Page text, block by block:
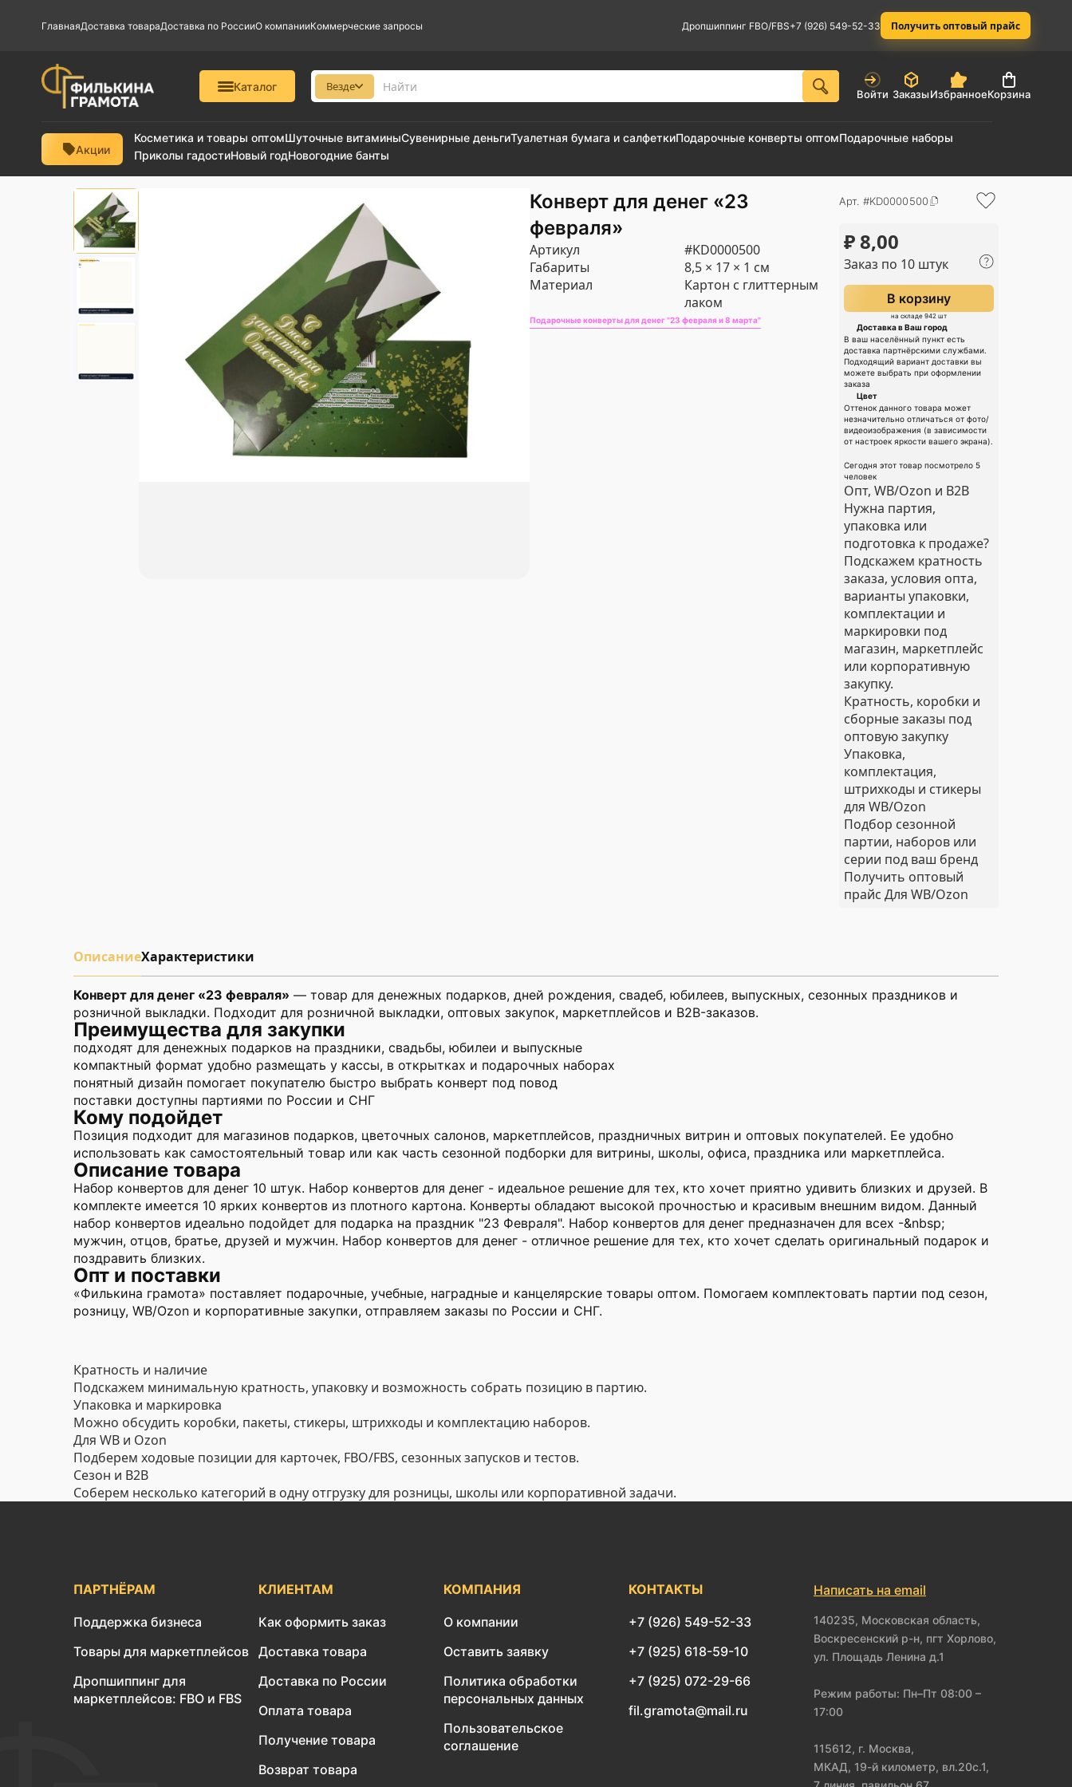
ГлавнаяДоставка товараДоставка по РоссииО компанииКоммерческие запросы Дропшиппинг FBO/FBS+7 (926) 549-52-33 Получить оптовый прайс
Каталог Везде
Войти ЗаказыИзбранноеКорзина
Акции
Косметика и товары оптомШуточные витаминыСувенирные деньгиТуалетная бумага и салфеткиПодарочные конверты оптомПодарочные наборы
Приколы гадостиНовый годНовогодние банты
Конверт для денег «23
февраля»
Артикул
#KD0000500
Габариты
8,5 × 17 × 1 см
Материал
Картон с глиттерным
лаком
Подарочные конверты для денег "23 февраля и 8 марта"
Арт. #KD0000500
₽ 8,00
Заказ по 10 штук
В корзину
на складе 942 шт
Доставка в Ваш город
В ваш населённый пункт есть
доставка партнёрскими службами.
Подходящий вариант доставки вы
можете выбрать при оформлении
заказа
Цвет
Оттенок данного товара может
незначительно отличаться от фото/
видеоизображения (в зависимости
от настроек яркости вашего экрана).
Сегодня этот товар посмотрело 5
человек
Опт, WB/Ozon и B2B
Нужна партия,
упаковка или
подготовка к продаже?
Подскажем кратность
заказа, условия опта,
варианты упаковки,
комплектации и
маркировки под
магазин, маркетплейс
или корпоративную
закупку.
Кратность, коробки и
сборные заказы под
оптовую закупку
Упаковка,
комплектация,
штрихкоды и стикеры
для WB/Ozon
Подбор сезонной
партии, наборов или
серии под ваш бренд
Получить оптовый
прайс Для WB/Ozon
ОписаниеХарактеристики
Конверт для денег «23 февраля» — товар для денежных подарков, дней рождения, свадеб, юбилеев, выпускных, сезонных праздников и
розничной выкладки. Подходит для розничной выкладки, оптовых закупок, маркетплейсов и B2B-заказов.
Преимущества для закупки
подходят для денежных подарков на праздники, свадьбы, юбилеи и выпускные
компактный формат удобно размещать у кассы, в открытках и подарочных наборах
понятный дизайн помогает покупателю быстро выбрать конверт под повод
поставки доступны партиями по России и СНГ
Кому подойдет
Позиция подходит для магазинов подарков, цветочных салонов, маркетплейсов, праздничных витрин и оптовых покупателей. Ее удобно
использовать как самостоятельный товар или как часть сезонной подборки для витрины, школы, офиса, праздника или маркетплейса.
Описание товара
Набор конвертов для денег 10 штук. Набор конвертов для денег - идеальное решение для тех, кто хочет приятно удивить близких и друзей. В
комплекте имеется 10 ярких конвертов из плотного картона. Конверты обладают высокой прочностью и красивым внешним видом. Данный
набор конвертов идеально подойдет для подарка на праздник "23 Февраля". Набор конвертов для денег предназначен для всех -&nbsp;
мужчин, отцов, братье, друзей и мужчин. Набор конвертов для денег - отличное решение для тех, кто хочет сделать оригинальный подарок и
поздравить близких.
Опт и поставки
«Филькина грамота» поставляет подарочные, учебные, наградные и канцелярские товары оптом. Помогаем комплектовать партии под сезон,
розницу, WB/Ozon и корпоративные закупки, отправляем заказы по России и СНГ.
Кратность и наличие
Подскажем минимальную кратность, упаковку и возможность собрать позицию в партию.
Упаковка и маркировка
Можно обсудить коробки, пакеты, стикеры, штрихкоды и комплектацию наборов.
Для WB и Ozon
Подберем ходовые позиции для карточек, FBO/FBS, сезонных запусков и тестов.
Сезон и B2B
Соберем несколько категорий в одну отгрузку для розницы, школы или корпоративной задачи.
ПАРТНЁРАМ
Поддержка бизнеса
Товары для маркетплейсов
Дропшиппинг для
маркетплейсов: FBO и FBS
КЛИЕНТАМ
Как оформить заказ
Доставка товара
Доставка по России
Оплата товара
Получение товара
Возврат товара
КОМПАНИЯ
О компании
Оставить заявку
Политика обработки
персональных данных
Пользовательское
соглашение
КОНТАКТЫ
+7 (926) 549-52-33
+7 (925) 618-59-10
+7 (925) 072-29-66
fil.gramota@mail.ru
Написать на email
140235, Московская область,
Воскресенский р-н, пгт Хорлово,
ул. Площадь Ленина д.1
Режим работы: Пн–Пт 08:00 –
17:00
115612, г. Москва,
МКАД, 19-й километр, вл.20с.1,